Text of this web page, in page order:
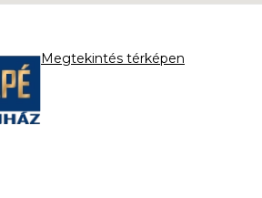
Megtekintés térképen